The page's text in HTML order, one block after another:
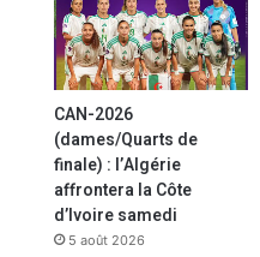
CAN-2026
(dames/Quarts de
finale) : l’Algérie
affrontera la Côte
d’Ivoire samedi
5 août 2026